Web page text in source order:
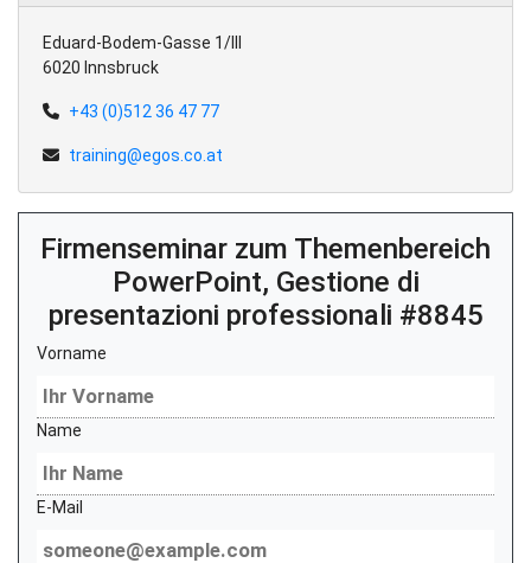
Eduard-Bodem-Gasse 1/III
6020 Innsbruck
+43 (0)512 36 47 77
training@egos.co.at
Firmenseminar zum Themenbereich
PowerPoint, Gestione di
presentazioni professionali #8845
Vorname
Name
E-Mail